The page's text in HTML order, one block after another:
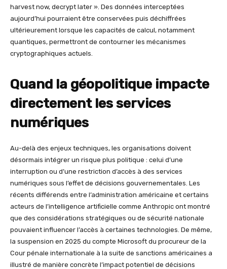
harvest now, decrypt later ». Des données interceptées
aujourd’hui pourraient être conservées puis déchiffrées
ultérieurement lorsque les capacités de calcul, notamment
quantiques, permettront de contourner les mécanismes
cryptographiques actuels.
Quand la géopolitique impacte
directement les services
numériques
Au-delà des enjeux techniques, les organisations doivent
désormais intégrer un risque plus politique : celui d’une
interruption ou d’une restriction d’accès à des services
numériques sous l’effet de décisions gouvernementales. Les
récents différends entre l’administration américaine et certains
acteurs de l’intelligence artificielle comme Anthropic ont montré
que des considérations stratégiques ou de sécurité nationale
pouvaient influencer l’accès à certaines technologies. De même,
la suspension en 2025 du compte Microsoft du procureur de la
Cour pénale internationale à la suite de sanctions américaines a
illustré de manière concrète l’impact potentiel de décisions